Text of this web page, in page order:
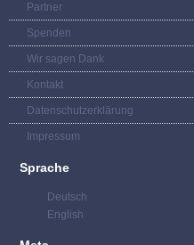
Partner
Spenden
Wir sagen Dank
Kontakt
Datenschutzerklärung
Impressum
Sprache
Deutsch
English